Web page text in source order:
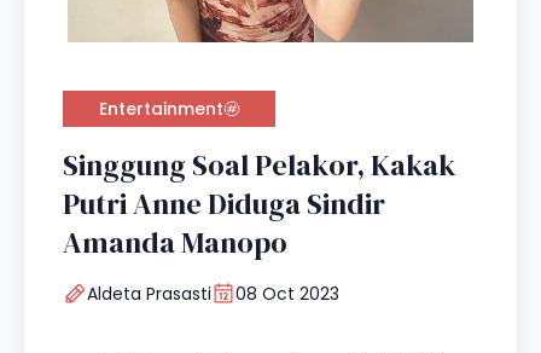
Entertainment
Singgung Soal Pelakor, Kakak
Putri Anne Diduga Sindir
Amanda Manopo
Aldeta Prasasti 08 Oct 2023